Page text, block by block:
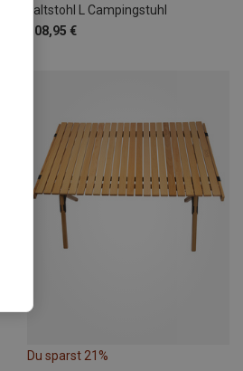
Faltstohl L Campingstuhl
108,95 €
Du sparst 21%